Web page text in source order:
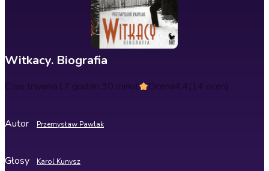
Witkacy. Biografia
Czas trwania17 godzin 30 minut Ocena4.4(14 ocen)
Autor Przemysław Pawlak
Głosy Karol Kunysz